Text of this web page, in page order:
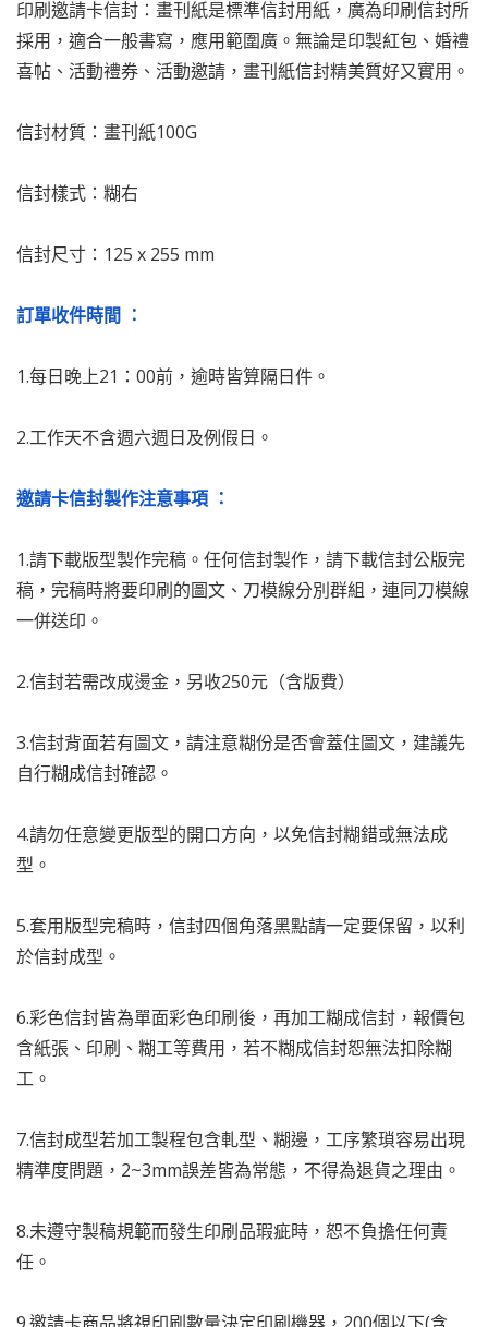
印刷邀請卡信封：畫刊紙是標準信封用紙，廣為印刷信封所
採用，適合一般書寫，應用範圍廣。無論是印製紅包、婚禮
喜帖、活動禮券、活動邀請，畫刊紙信封精美質好又實用。
信封材質：畫刊紙100G
信封樣式：糊右
信封尺寸：125 x 255 mm
訂單收件時間 ：
1.每日晚上21：00前，逾時皆算隔日件。
2.工作天不含週六週日及例假日。
邀請卡信封製作注意事項 ：
1.請下載版型製作完稿。任何信封製作，請下載信封公版完
稿，完稿時將要印刷的圖文、刀模線分別群組，連同刀模線
一併送印。
2.信封若需改成燙金，另收250元（含版費）
3.信封背面若有圖文，請注意糊份是否會蓋住圖文，建議先
自行糊成信封確認。
4.請勿任意變更版型的開口方向，以免信封糊錯或無法成
型。
5.套用版型完稿時，信封四個角落黑點請一定要保留，以利
於信封成型。
6.彩色信封皆為單面彩色印刷後，再加工糊成信封，報價包
含紙張、印刷、糊工等費用，若不糊成信封恕無法扣除糊
工。
7.信封成型若加工製程包含軋型、糊邊，工序繁瑣容易出現
精準度問題，2~3mm誤差皆為常態，不得為退貨之理由。
8.未遵守製稿規範而發生印刷品瑕疵時，恕不負擔任何責
任。